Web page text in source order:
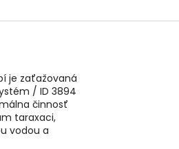
je zaťažovaná
/ ID 3894
činnosť
taraxaci,
vodou a